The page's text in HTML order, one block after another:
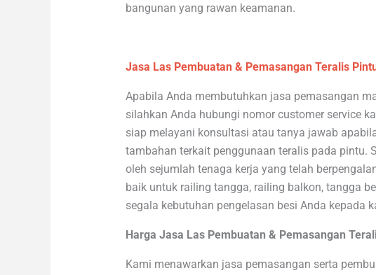
bangunan yang rawan keamanan.
Jasa Las Pembuatan & Pemasangan Teralis
Apabila Anda membutuhkan jasa pemasangan
silahkan Anda hubungi nomor customer service
siap melayani konsultasi atau tanya jawab
tambahan terkait penggunaan teralis pada pintu.
oleh sejumlah tenaga kerja yang telah
baik untuk railing tangga, railing balkon, tangga
segala kebutuhan pengelasan besi Anda kepada
Harga Jasa Las Pembuatan & Pemasangan
Kami menawarkan jasa pemasangan serta